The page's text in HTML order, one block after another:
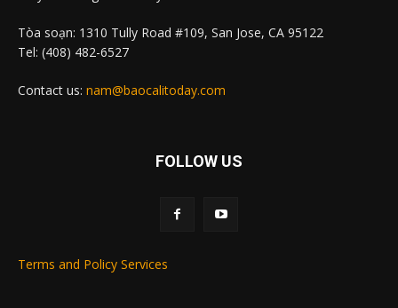
Tòa soạn: 1310 Tully Road #109, San Jose, CA 95122
Tel: (408) 482-6527
Contact us: nam@baocalitoday.com
FOLLOW US
Terms and Policy Services